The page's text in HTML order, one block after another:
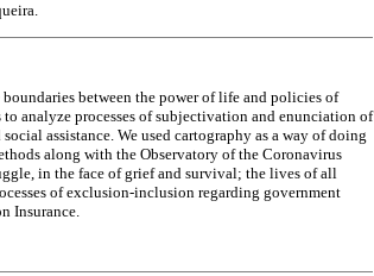
between the power of life and policies of
analyze processes of subjectivation and enunciation of
assistance. We used cartography as a way of doing
along with the Observatory of the Coronavirus
in the face of grief and survival; the lives of all
of exclusion-inclusion regarding government
Insurance.